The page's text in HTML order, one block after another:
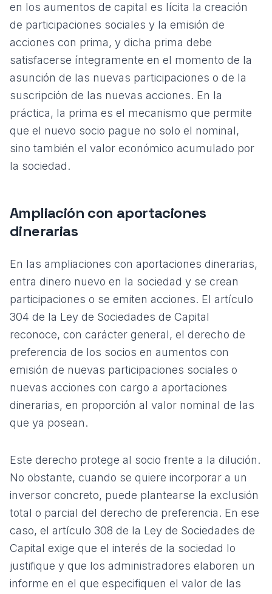
en los aumentos de capital es lícita la creación
de participaciones sociales y la emisión de
acciones con prima, y dicha prima debe
satisfacerse íntegramente en el momento de la
asunción de las nuevas participaciones o de la
suscripción de las nuevas acciones. En la
práctica, la prima es el mecanismo que permite
que el nuevo socio pague no solo el nominal,
sino también el valor económico acumulado por
la sociedad.
Ampliación con aportaciones
dinerarias
En las ampliaciones con aportaciones dinerarias,
entra dinero nuevo en la sociedad y se crean
participaciones o se emiten acciones. El artículo
304 de la Ley de Sociedades de Capital
reconoce, con carácter general, el derecho de
preferencia de los socios en aumentos con
emisión de nuevas participaciones sociales o
nuevas acciones con cargo a aportaciones
dinerarias, en proporción al valor nominal de las
que ya posean.
Este derecho protege al socio frente a la dilución.
No obstante, cuando se quiere incorporar a un
inversor concreto, puede plantearse la exclusión
total o parcial del derecho de preferencia. En ese
caso, el artículo 308 de la Ley de Sociedades de
Capital exige que el interés de la sociedad lo
justifique y que los administradores elaboren un
informe en el que especifiquen el valor de las